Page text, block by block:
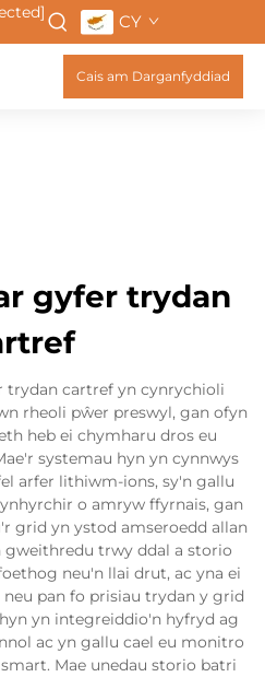
CY
Cais am Darganfyddiad
gyfer trydan
trydan cartref yn cynrychioli
rheoli pŵer preswyl, gan ofyn
heb ei chymharu dros eu
systemau hyn yn cynnwys
arfer lithiwm-ions, sy'n gallu
o amryw ffyrnais, gan
grid yn ystod amseroedd allan
gweithredu trwy ddal a storio
neu'n llai drut, ac yna ei
pan fo prisiau trydan y grid
yn integreiddio'n hyfryd ag
ac yn gallu cael eu monitro
Mae unedau storio batri